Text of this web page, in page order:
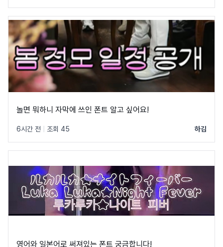
놀면 뭐하니 자막에 쓰인 폰트 알고 싶어요!
6시간 전 조회 45 하김
영어와 일본어로 써져있는 폰트 궁금합니다!